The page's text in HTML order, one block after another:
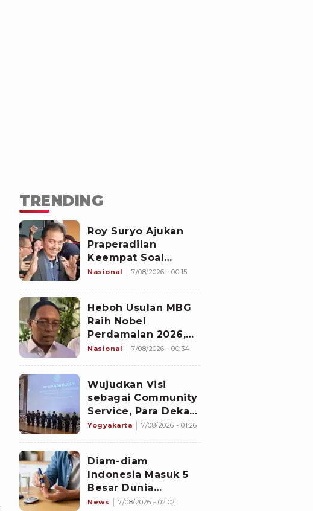
TRENDING
Roy Suryo Ajukan
Praperadilan
Keempat Soal
Status Cekal
Nasional 7/08/2026 - 00:15
Heboh Usulan MBG
Raih Nobel
Perdamaian 2026,
Istana Akhirnya
Nasional 7/08/2026 - 00:34
Wujudkan Visi
sebagai Community
Service, Para Dekan
Baru Universitas
Lima Agenda
Strategis
Yogyakarta 7/08/2026 - 01:26
Diam-diam
Indonesia Masuk 5
Besar Dunia
Penyandang
News 7/08/2026 - 02:02